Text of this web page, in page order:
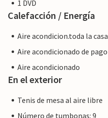
1 DVD
Calefacción / Energía
Aire acondicion.toda la casa
Aire acondicionado de pago
Aire acondicionado
En el exterior
Tenis de mesa al aire libre
Número de tumbonas: 9